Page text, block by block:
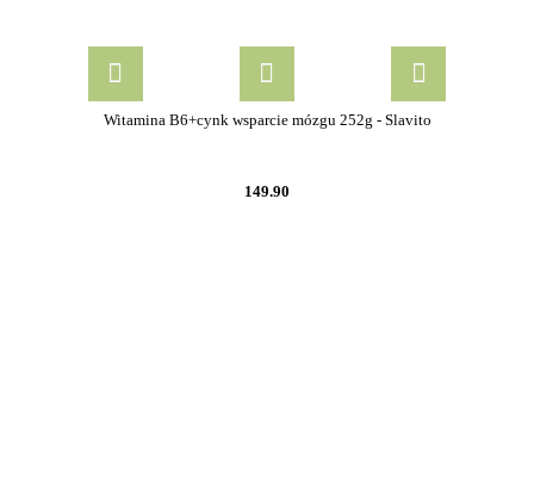
Witamina B6+cynk wsparcie mózgu 252g - Slavito
149.90